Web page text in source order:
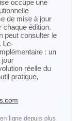
occupe une
de mise à jour
chaque édition.
peut consulter le
. Le-
: un
jour
réelle du
pratique,
ligne depuis plus